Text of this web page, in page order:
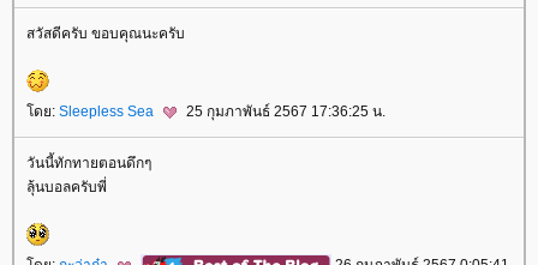
สวัสดีครับ ขอบคุณนะครับ
ดย: Sleepless Sea 25 กุมภาพันธ์ 2567 17:36:25 น.
วันนี้ทักทายตอนดึกๆ
ลุ้นบอลครับพี่